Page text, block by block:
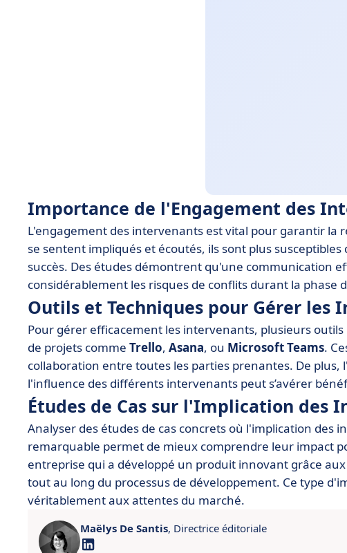
Importance de l'Engagement des
L'engagement des intervenants est vital pour garantir la
se sentent impliqués et écoutés, ils sont plus
succès. Des études démontrent qu'une communication
considérablement les risques de conflits durant la phase
Outils et Techniques pour Gérer les
Pour gérer efficacement les intervenants, plusieurs
de projets comme Trello, Asana, ou Microsoft Teams.
collaboration entre toutes les parties prenantes. De plus,
l'influence des différents intervenants peut s’avérer
Études de Cas sur l'Implication des
Analyser des études de cas concrets où l'implication des
remarquable permet de mieux comprendre leur impact
entreprise qui a développé un produit innovant grâce
tout au long du processus de développement. Ce type
véritablement aux attentes du marché.
Maëlys De Santis, Directrice éditoriale